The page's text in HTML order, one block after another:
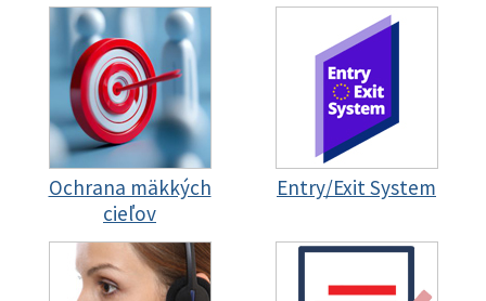
Ochrana mäkkých
cieľov
Entry/Exit System